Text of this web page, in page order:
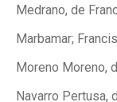
Medrano, de
Marbamar;
Moreno Moreno,
Navarro Pertusa,